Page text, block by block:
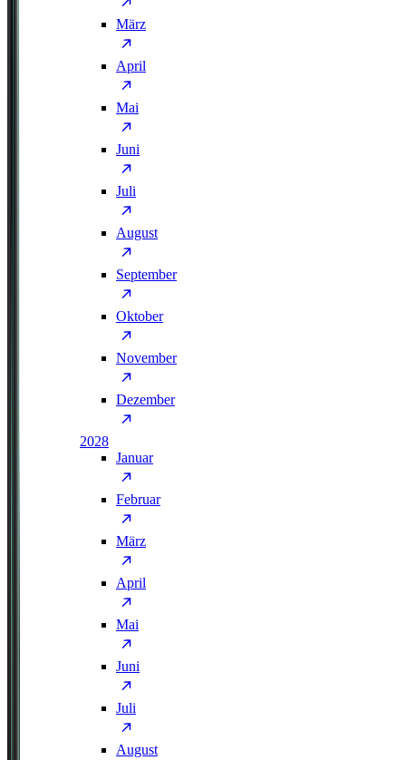
März
April
Mai
Juni
Juli
August
September
Oktober
November
Dezember
2028
Januar
Februar
März
April
Mai
Juni
Juli
August